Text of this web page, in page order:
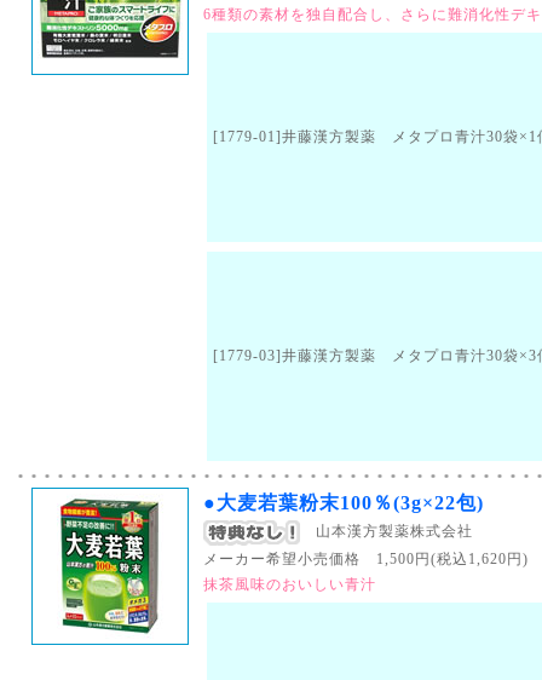
6種類の素材を独自配合し、さらに難消化性デ
[1779-01]井藤漢方製薬 メタプロ青汁30袋×1
[1779-03]井藤漢方製薬 メタプロ青汁30袋×3
●大麦若葉粉末100％(3g×22包)
山本漢方製薬株式会社
メーカー希望小売価格 1,500円(税込1,620円)
抹茶風味のおいしい青汁